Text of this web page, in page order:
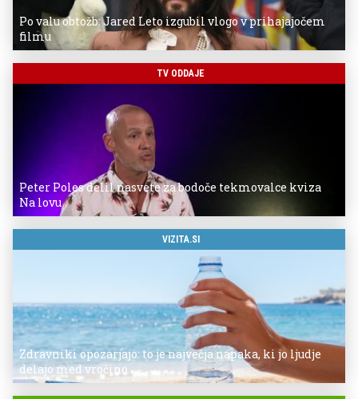
Po valu obtožb: Jared Leto izgubil vlogo v prihajajočem
filmu
TV ODDAJE
Peter Poles delil nasvete za bodoče tekmovalce kviza
Na lovu
VIZITA.SI
Zdravniki opozarjajo: to je največja napaka, ki jo ljudje
delajo med vročino